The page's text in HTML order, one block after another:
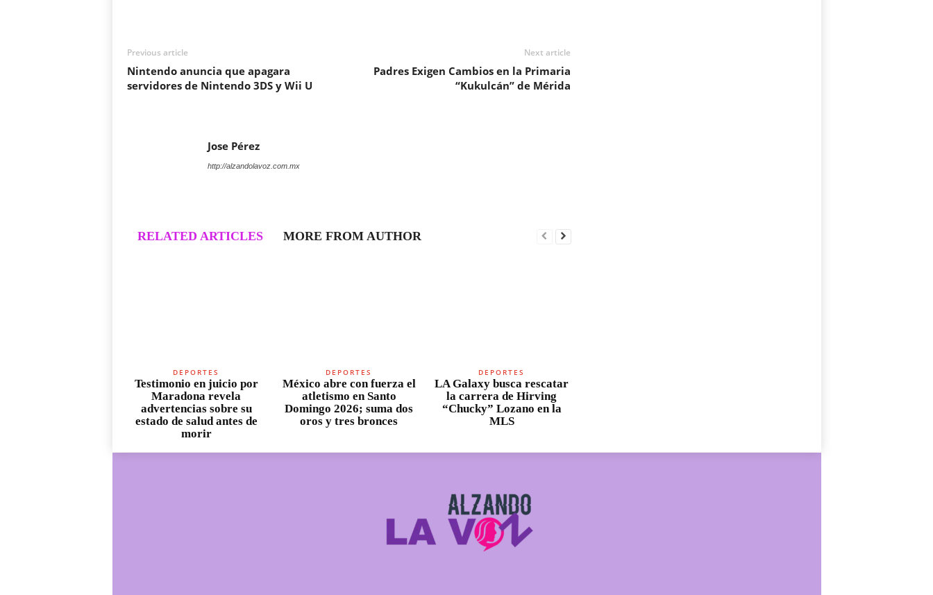
Previous article
Nintendo anuncia que apagara
servidores de Nintendo 3DS y Wii U
Next article
Padres Exigen Cambios en la Primaria
“Kukulcán” de Mérida
Jose Pérez
http://alzandolavoz.com.mx
RELATED ARTICLES MORE FROM AUTHOR
DEPORTES
Testimonio en juicio por
Maradona revela
advertencias sobre su
estado de salud antes de
morir
DEPORTES
México abre con fuerza el
atletismo en Santo
Domingo 2026; suma dos
oros y tres bronces
DEPORTES
LA Galaxy busca rescatar
la carrera de Hirving
“Chucky” Lozano en la
MLS